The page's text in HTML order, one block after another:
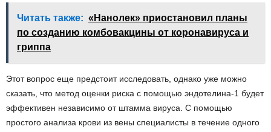
Читать также: «Нанолек» приостановил планы
по созданию комбовакцины от коронавируса и
гриппа
Этот вопрос еще предстоит исследовать, однако уже можно
сказать, что метод оценки риска с помощью эндотелина-1 будет
эффективен независимо от штамма вируса. С помощью
простого анализа крови из вены специалисты в течение одного